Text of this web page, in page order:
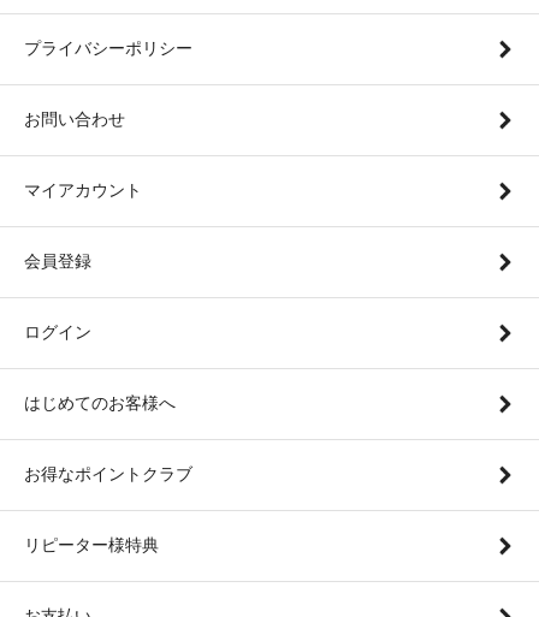
プライバシーポリシー
お問い合わせ
マイアカウント
会員登録
ログイン
はじめてのお客様へ
お得なポイントクラブ
リピーター様特典